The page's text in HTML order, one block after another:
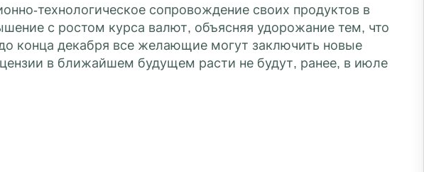
технологическое сопровождение своих продуктов в
с ростом курса валют, объясняя удорожание тем, что
конца декабря все желающие могут заключить новые
в ближайшем будущем расти не будут, ранее, в июле